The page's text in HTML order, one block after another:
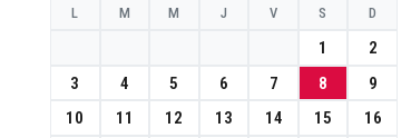
L M M J V S D
1
2
3
4 5 6 7 8
9
10
11 12 13 14 15
16